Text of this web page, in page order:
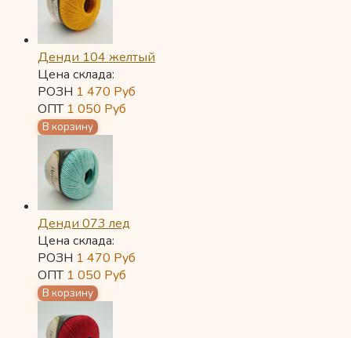
Денди 104 желтый
Цена склада:
РОЗН 1 470 Руб
ОПТ 1 050 Руб
Денди 073 лед
Цена склада:
РОЗН 1 470 Руб
ОПТ 1 050 Руб